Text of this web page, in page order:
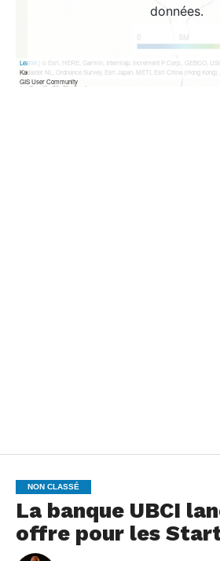
NON CLASSÉ
La banque UBCI
offre pour les